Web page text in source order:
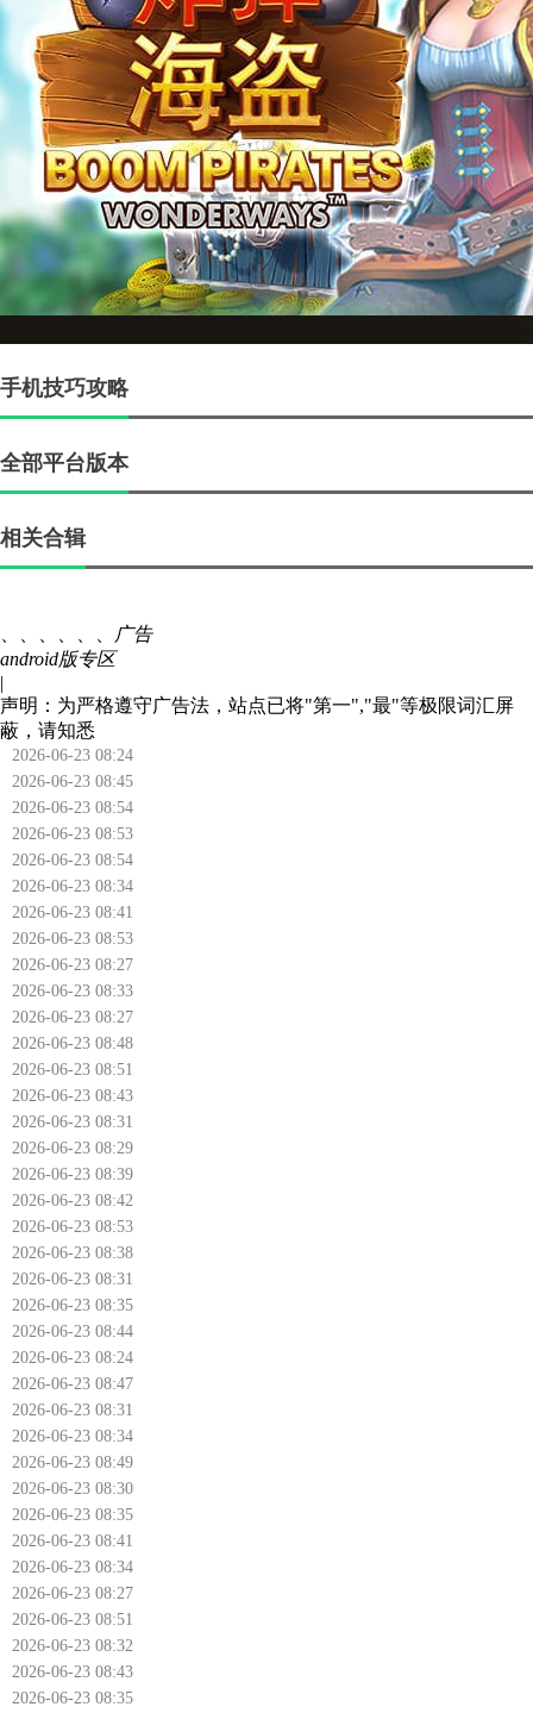
手机技巧攻略
全部平台版本
相关合辑
广告
android版专区
|
声明：为严格遵守广告法，站点已将"第一","最"等极限词汇屏
蔽，请知悉
2026-06-23 08:24
2026-06-23 08:45
2026-06-23 08:54
2026-06-23 08:53
2026-06-23 08:54
2026-06-23 08:34
2026-06-23 08:41
2026-06-23 08:53
2026-06-23 08:27
2026-06-23 08:33
2026-06-23 08:27
2026-06-23 08:48
2026-06-23 08:51
2026-06-23 08:43
2026-06-23 08:31
2026-06-23 08:29
2026-06-23 08:39
2026-06-23 08:42
2026-06-23 08:53
2026-06-23 08:38
2026-06-23 08:31
2026-06-23 08:35
2026-06-23 08:44
2026-06-23 08:24
2026-06-23 08:47
2026-06-23 08:31
2026-06-23 08:34
2026-06-23 08:49
2026-06-23 08:30
2026-06-23 08:35
2026-06-23 08:41
2026-06-23 08:34
2026-06-23 08:27
2026-06-23 08:51
2026-06-23 08:32
2026-06-23 08:43
2026-06-23 08:35